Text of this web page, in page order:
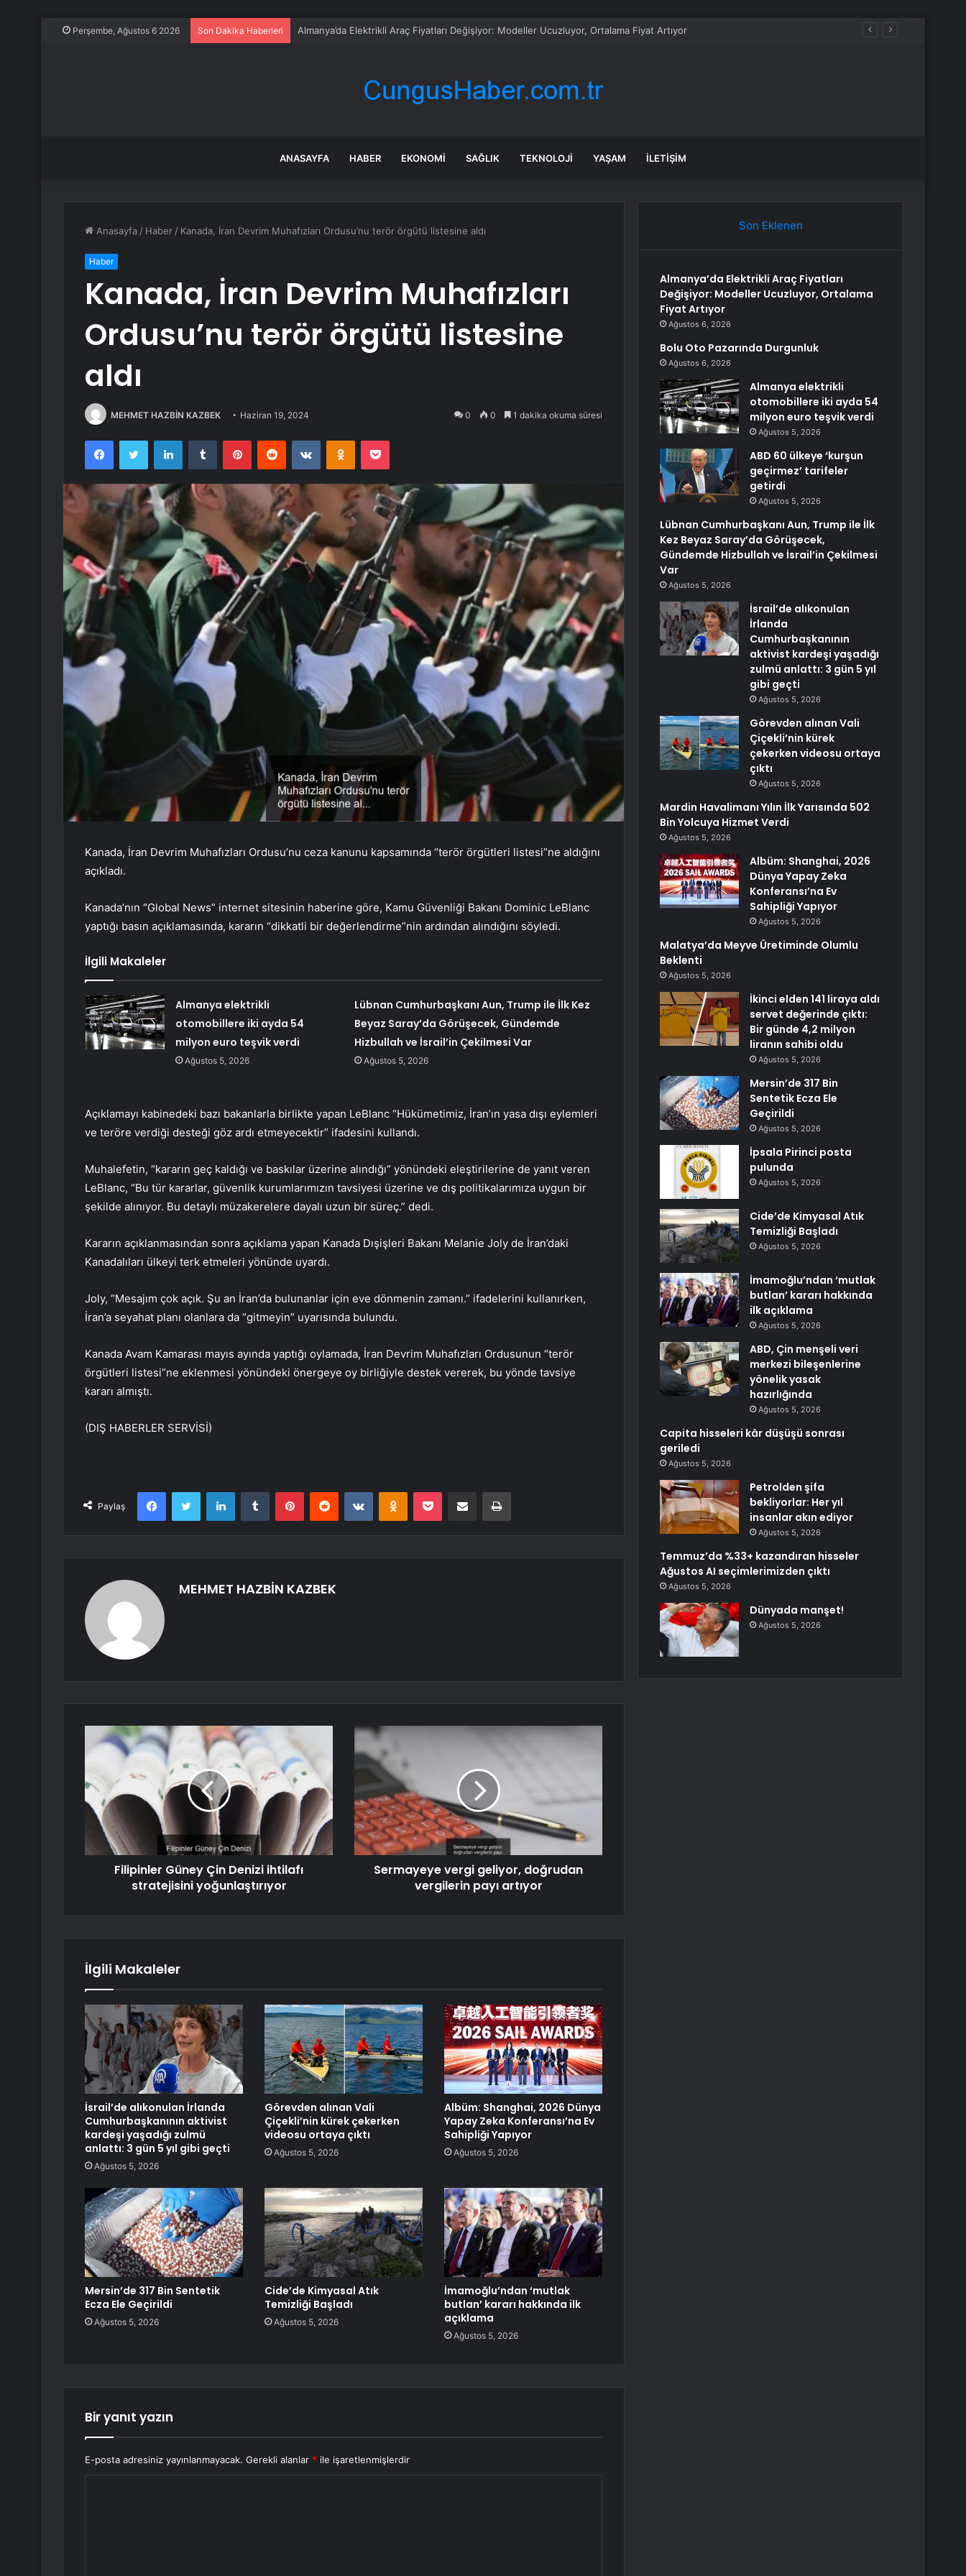
Perşembe, Ağustos 6 2026 Son Dakika Haberleri Bolu Oto Pazarında Durgunluk
ANASAYFA HABER EKONOMI SAĞLIK TEKNOLOJI YAŞAM İLETIŞIM
Anasayfa / Haber / Kanada, İran Devrim Muhafızları Ordusu’nu terör örgütü listesine aldı
Haber
Kanada, İran Devrim Muhafızları
Ordusu’nu terör örgütü listesine
aldı
MEHMET HAZBİN KAZBEK Haziran 19, 2024 0 0 1 dakika okuma süresi
FacebookTwitter LinkedInTumblr PinterestReddit VKontakteOdnoklassniki
Pocket
Kanada, İran Devrim Muhafızları Ordusu’nu ceza kanunu kapsamında “terör örgütleri listesi”ne aldığını
açıkladı.
Kanada’nın “Global News” internet sitesinin haberine göre, Kamu Güvenliği Bakanı Dominic LeBlanc
yaptığı basın açıklamasında, kararın “dikkatli bir değerlendirme”nin ardından alındığını söyledi.
İlgili Makaleler
Almanya elektrikli
otomobillere iki ayda 54
milyon euro teşvik verdi
Ağustos 5, 2026
Lübnan Cumhurbaşkanı Aun, Trump ile İlk Kez
Beyaz Saray’da Görüşecek, Gündemde
Hizbullah ve İsrail’in Çekilmesi Var
Ağustos 5, 2026
Açıklamayı kabinedeki bazı bakanlarla birlikte yapan LeBlanc “Hükümetimiz, İran’ın yasa dışı eylemleri
ve teröre verdiği desteği göz ardı etmeyecektir” ifadesini kullandı.
Muhalefetin, “kararın geç kaldığı ve baskılar üzerine alındığı” yönündeki eleştirilerine de yanıt veren
LeBlanc, “Bu tür kararlar, güvenlik kurumlarımızın tavsiyesi üzerine ve dış politikalarımıza uygun bir
şekilde alınıyor. Bu detaylı müzakerelere dayalı uzun bir süreç.” dedi.
Kararın açıklanmasından sonra açıklama yapan Kanada Dışişleri Bakanı Melanie Joly de İran’daki
Kanadalıları ülkeyi terk etmeleri yönünde uyardı.
Joly, “Mesajım çok açık. Şu an İran’da bulunanlar için eve dönmenin zamanı.” ifadelerini kullanırken,
İran’a seyahat planı olanlara da “gitmeyin” uyarısında bulundu.
Kanada Avam Kamarası mayıs ayında yaptığı oylamada, İran Devrim Muhafızları Ordusunun “terör
örgütleri listesi”ne eklenmesi yönündeki önergeye oy birliğiyle destek vererek, bu yönde tavsiye
kararı almıştı.
(DIŞ HABERLER SERVİSİ)
Paylaş
FacebookTwitter LinkedInTumblr PinterestReddit VKontakteOdnoklassniki
Pocket E-Posta ile paylaş Yazdır
MEHMET HAZBİN KAZBEK
Filipinler Güney Çin Denizi ihtilafı
stratejisini yoğunlaştırıyor
Sermayeye vergi geliyor, doğrudan
vergilerin payı artıyor
İlgili Makaleler
İsrail’de alıkonulan İrlanda
Cumhurbaşkanının aktivist
kardeşi yaşadığı zulmü
anlattı: 3 gün 5 yıl gibi geçti
Ağustos 5, 2026
Görevden alınan Vali
Çiçekli’nin kürek çekerken
videosu ortaya çıktı
Ağustos 5, 2026
Albüm: Shanghai, 2026 Dünya
Yapay Zeka Konferansı’na Ev
Sahipliği Yapıyor
Ağustos 5, 2026
Mersin’de 317 Bin Sentetik
Ecza Ele Geçirildi
Ağustos 5, 2026
Cide’de Kimyasal Atık
Temizliği Başladı
Ağustos 5, 2026
İmamoğlu’ndan ‘mutlak
butlan’ kararı hakkında ilk
açıklama
Ağustos 5, 2026
Bir yanıt yazın
E-posta adresiniz yayınlanmayacak. Gerekli alanlar * ile işaretlenmişlerdir
Son Eklenen
Almanya’da Elektrikli Araç Fiyatları
Değişiyor: Modeller Ucuzluyor, Ortalama
Fiyat Artıyor
Ağustos 6, 2026
Bolu Oto Pazarında Durgunluk
Ağustos 6, 2026
Almanya elektrikli
otomobillere iki ayda 54
milyon euro teşvik verdi
Ağustos 5, 2026
ABD 60 ülkeye ‘kurşun
geçirmez’ tarifeler
getirdi
Ağustos 5, 2026
Lübnan Cumhurbaşkanı Aun, Trump ile İlk
Kez Beyaz Saray’da Görüşecek,
Gündemde Hizbullah ve İsrail’in Çekilmesi
Var
Ağustos 5, 2026
İsrail’de alıkonulan
İrlanda
Cumhurbaşkanının
aktivist kardeşi yaşadığı
zulmü anlattı: 3 gün 5 yıl
gibi geçti
Ağustos 5, 2026
Görevden alınan Vali
Çiçekli’nin kürek
çekerken videosu ortaya
çıktı
Ağustos 5, 2026
Mardin Havalimanı Yılın İlk Yarısında 502
Bin Yolcuya Hizmet Verdi
Ağustos 5, 2026
Albüm: Shanghai, 2026
Dünya Yapay Zeka
Konferansı’na Ev
Sahipliği Yapıyor
Ağustos 5, 2026
Malatya’da Meyve Üretiminde Olumlu
Beklenti
Ağustos 5, 2026
İkinci elden 141 liraya aldı
servet değerinde çıktı:
Bir günde 4,2 milyon
liranın sahibi oldu
Ağustos 5, 2026
Mersin’de 317 Bin
Sentetik Ecza Ele
Geçirildi
Ağustos 5, 2026
İpsala Pirinci posta
pulunda
Ağustos 5, 2026
Cide’de Kimyasal Atık
Temizliği Başladı
Ağustos 5, 2026
İmamoğlu’ndan ‘mutlak
butlan’ kararı hakkında
ilk açıklama
Ağustos 5, 2026
ABD, Çin menşeli veri
merkezi bileşenlerine
yönelik yasak
hazırlığında
Ağustos 5, 2026
Capita hisseleri kâr düşüşü sonrası
geriledi
Ağustos 5, 2026
Petrolden şifa
bekliyorlar: Her yıl
insanlar akın ediyor
Ağustos 5, 2026
Temmuz’da %33+ kazandıran hisseler
Ağustos AI seçimlerimizden çıktı
Ağustos 5, 2026
Dünyada manşet!
Ağustos 5, 2026